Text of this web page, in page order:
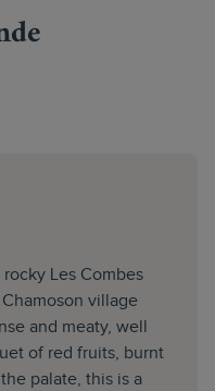
Les Combes
village
and meaty, well
of red fruits, burnt
palate, this is a